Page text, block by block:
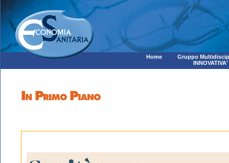
Home
Gruppo
INNOVATIVA'